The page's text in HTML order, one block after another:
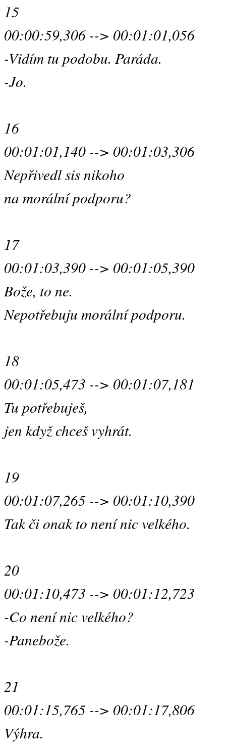
15
00:00:59,306 --> 00:01:01,056
-Vidím tu podobu. Paráda.
-Jo.
16
00:01:01,140 --> 00:01:03,306
Nepřivedl sis nikoho
na morální podporu?
17
00:01:03,390 --> 00:01:05,390
Bože, to ne.
Nepotřebuju morální podporu.
18
00:01:05,473 --> 00:01:07,181
Tu potřebuješ,
jen když chceš vyhrát.
19
00:01:07,265 --> 00:01:10,390
Tak či onak to není nic velkého.
20
00:01:10,473 --> 00:01:12,723
-Co není nic velkého?
-Panebože.
21
00:01:15,765 --> 00:01:17,806
Výhra.